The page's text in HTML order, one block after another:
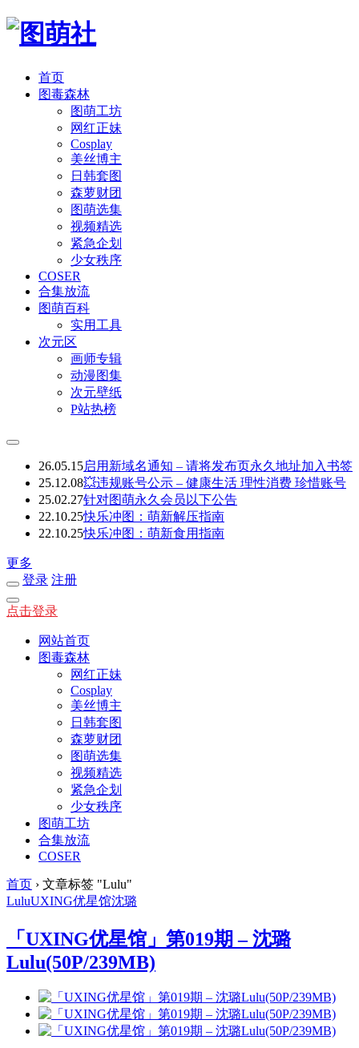
首页
图毒森林
图萌工坊
网红正妹
Cosplay
美丝博主
日韩套图
森萝财团
图萌选集
视频精选
紧急企划
少女秩序
COSER
合集放流
图萌百科
实用工具
次元区
画师专辑
动漫图集
次元壁纸
P站热榜
26.05.15启用新域名通知 – 请将发布页永久地址加入书签
25.12.08💥违规账号公示 – 健康生活 理性消费 珍惜账号
25.02.27针对图萌永久会员以下公告
22.10.25快乐冲图：萌新解压指南
22.10.25快乐冲图：萌新食用指南
更多
登录 注册
点击登录
网站首页
图毒森林
网红正妹
Cosplay
美丝博主
日韩套图
森萝财团
图萌选集
视频精选
紧急企划
少女秩序
图萌工坊
合集放流
COSER
首页 › 文章标签 "Lulu"
LuluUXING优星馆沈璐
「UXING优星馆」第019期 – 沈璐
Lulu(50P/239MB)